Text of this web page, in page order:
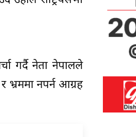
गर्दै नेता नेपालले
भ्रममा नपर्न आग्रह